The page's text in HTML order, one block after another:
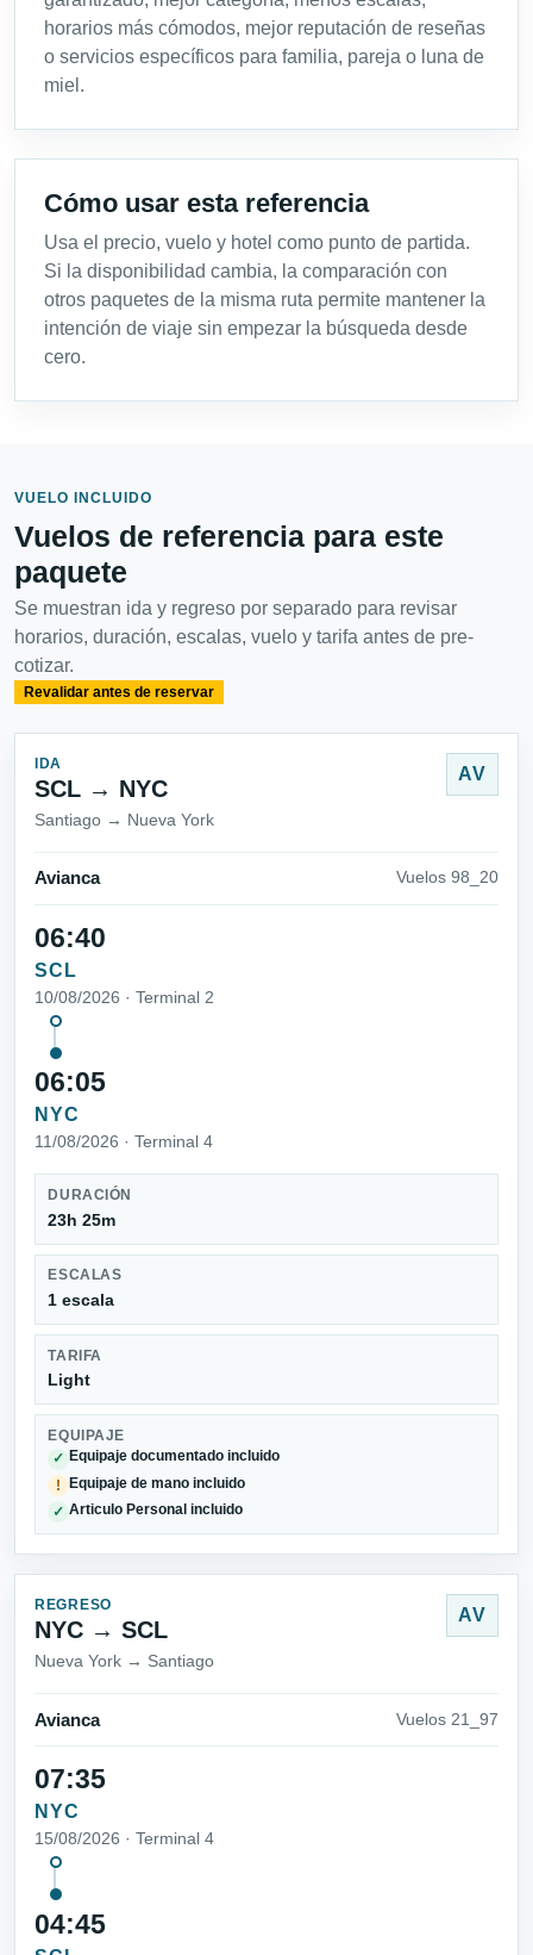
horarios más cómodos, mejor reputación de reseñas
o servicios específicos para familia, pareja o luna de
miel.
Cómo usar esta referencia
Usa el precio, vuelo y hotel como punto de partida.
Si la disponibilidad cambia, la comparación con
otros paquetes de la misma ruta permite mantener la
intención de viaje sin empezar la búsqueda desde
cero.
VUELO INCLUIDO
Vuelos de referencia para este
paquete
Se muestran ida y regreso por separado para revisar
horarios, duración, escalas, vuelo y tarifa antes de pre-
cotizar.
Revalidar antes de reservar
IDA
SCL → NYC
Santiago → Nueva York
AV
Avianca Vuelos 98_20
06:40
SCL
10/08/2026 · Terminal 2
06:05
NYC
11/08/2026 · Terminal 4
DURACIÓN
23h 25m
ESCALAS
1 escala
TARIFA
Light
EQUIPAJE
✓ Equipaje documentado incluido
! Equipaje de mano incluido
✓ Articulo Personal incluido
REGRESO
NYC → SCL
Nueva York → Santiago
AV
Avianca Vuelos 21_97
07:35
NYC
15/08/2026 · Terminal 4
04:45